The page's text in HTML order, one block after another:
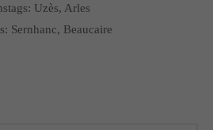
Uzès, Arles
Sernhanc, Beaucaire